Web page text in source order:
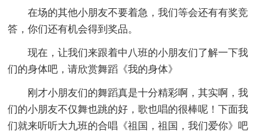
在场的其他小朋友不要着急，我们等会还有有奖竞
答，你们还有机会得到奖品。
现在，让我们来跟着中八班的小朋友们了解一下我
们的身体吧，请欣赏舞蹈《我的身体》
刚才小朋友们的舞蹈真是十分精彩啊，其实啊，我
们的小朋友不仅舞也跳的好，歌也唱的很棒呢！下面我
们就来听听大九班的合唱《祖国，祖国，我们爱你》吧